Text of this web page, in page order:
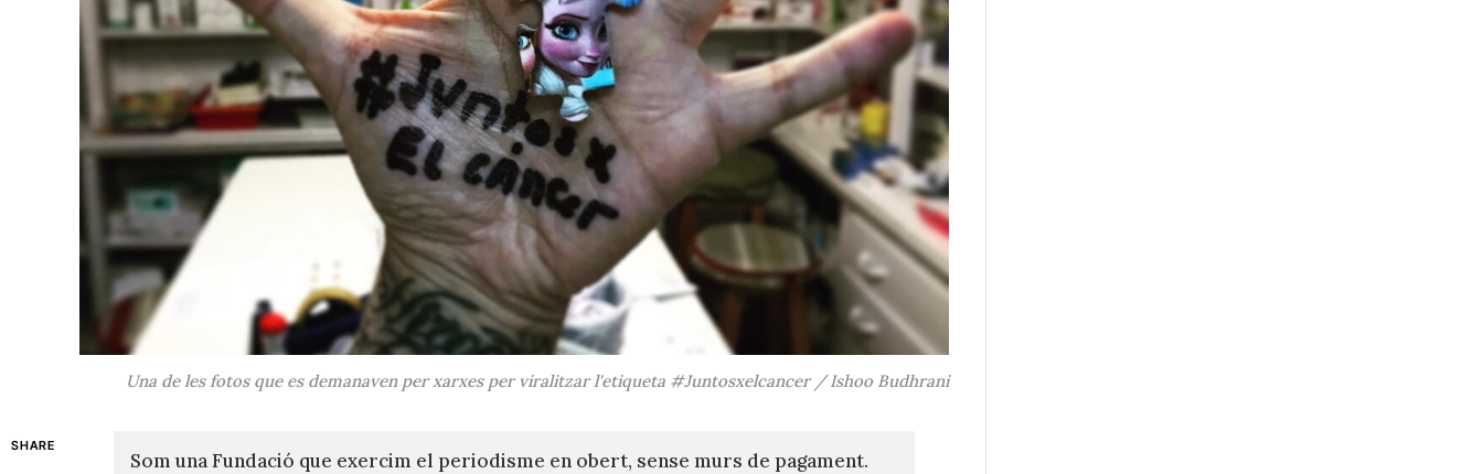
Una de les fotos que es demanaven per xarxes per viralitzar l'etiqueta #Juntosxelcancer / Ishoo Budhrani
SHARE
Som una Fundació que exercim el periodisme en obert, sense murs de pagament.